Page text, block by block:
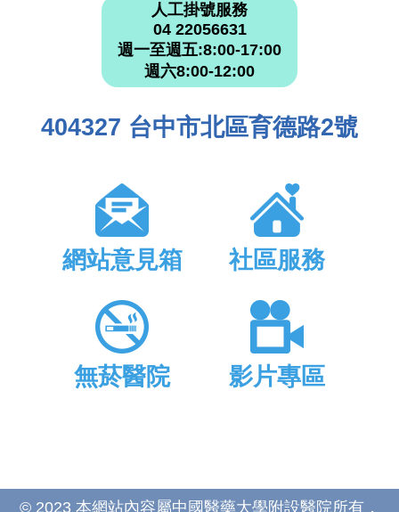
人工掛號服務
04 22056631
週一至週五:8:00-17:00
週六8:00-12:00
404327 台中市北區育德路2號
網站意見箱 社區服務
無菸醫院 影片專區
© 2023 本網站內容屬中國醫藥大學附設醫院所有，